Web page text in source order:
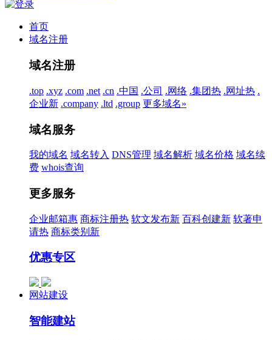
首页
域名注册
域名注册
.top .xyz .com .net .cn .中国 .公司 .网络 .集团热 .网址热 .
企业新 .company .ltd .group 更多域名»
域名服务
我的域名 域名转入 DNS管理 域名解析 域名价格 域名续
费 whois查询
更多服务
企业邮箱惠 商标注册热 软文发布新 百科创建新 软著申
请热 商标类别 新
优惠专区
网站建设
智能建站